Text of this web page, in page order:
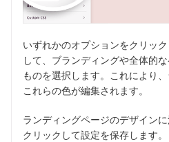
いずれかのオプションをクリッ
して、ブランディングや全体的
ものを選択します。これにより
これらの色が編集されます。
ランディングページのデザインに
クリックして設定を保存します。